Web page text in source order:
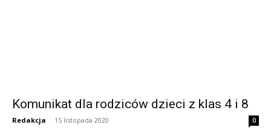
Komunikat dla rodziców dzieci z klas 4 i 8
Redakcja - 15 listopada 2020 0